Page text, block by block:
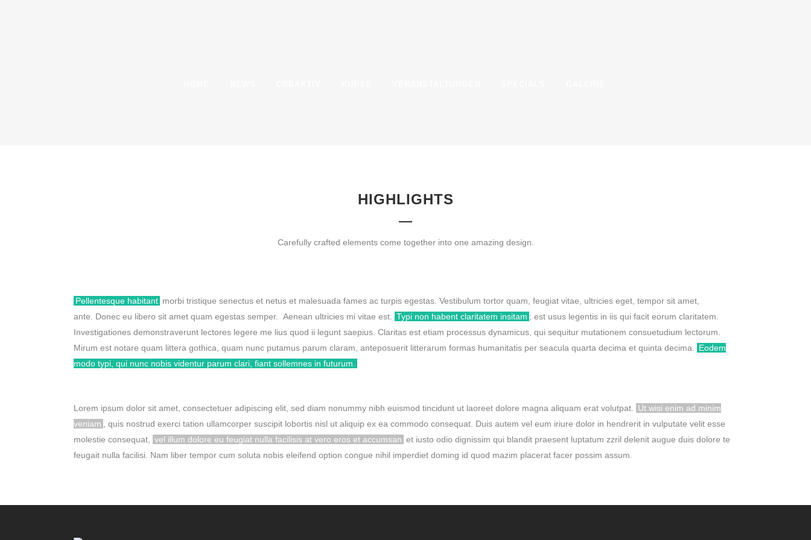
HIGHLIGHTS
Carefully crafted elements come together into one amazing design.
Pellentesque habitant morbi tristique senectus et netus et malesuada fames ac turpis egestas. Vestibulum tortor quam, feugiat vitae, ultricies eget, tempor sit amet,
ante. Donec eu libero sit amet quam egestas semper. Aenean ultricies mi vitae est.
Typi non habent claritatem insitam ; est usus legentis in iis qui facit eorum claritatem.
Investigationes demonstraverunt lectores legere me lius quod ii legunt saepius. Claritas est etiam processus dynamicus, qui sequitur mutationem consuetudium lectorum.
Mirum est notare quam littera gothica, quam nunc putamus parum claram, anteposuerit litterarum formas humanitatis per seacula quarta decima et quinta decima.
Eodem
modo typi, qui nunc nobis videntur parum clari, fiant sollemnes in futurum.
Lorem ipsum dolor sit amet, consectetuer adipiscing elit, sed diam nonummy nibh euismod tincidunt ut laoreet dolore magna aliquam erat volutpat.
Ut wisi enim ad minim
veniam
, quis nostrud exerci tation ullamcorper suscipit lobortis nisl ut aliquip ex ea commodo consequat. Duis autem vel eum iriure dolor in hendrerit in vulputate velit esse
molestie consequat,
vel illum dolore eu feugiat nulla facilisis at vero eros et accumsan et iusto odio dignissim qui blandit praesent luptatum zzril delenit augue duis dolore te
feugait nulla facilisi. Nam liber tempor cum soluta nobis eleifend option congue nihil imperdiet doming id quod mazim placerat facer possim assum.